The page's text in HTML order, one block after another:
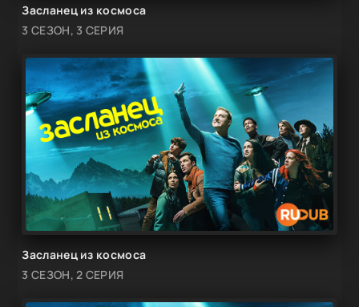
Засланец из космоса
3 СЕЗОН, 3 СЕРИЯ
Засланец из космоса
3 СЕЗОН, 2 СЕРИЯ